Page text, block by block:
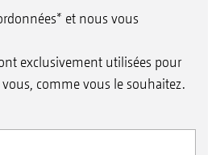
et nous vous
exclusivement utilisées pour
comme vous le souhaitez.